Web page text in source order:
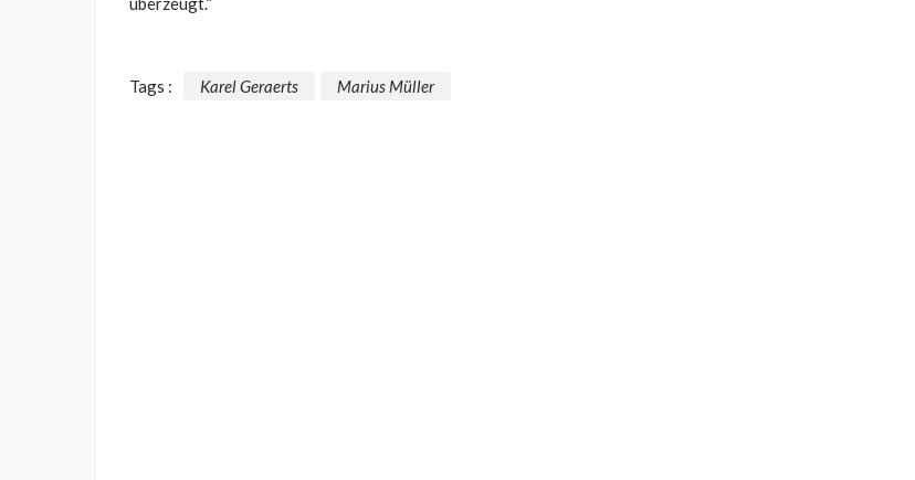
Tags : Karel Geraerts Marius Müller